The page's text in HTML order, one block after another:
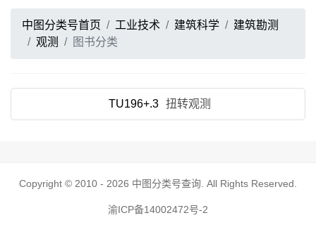
中图分类号首页 工业技术 建筑科学
建筑勘测
观测
图书分类
TU196+.3 扭转观测
Copyright © 2010 - 2026 中图分类号查询 . All Rights Reserved.
渝ICP备14002472号-2